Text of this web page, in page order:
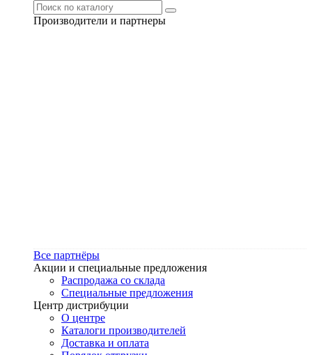
Производители и партнеры
Все партнёры
Акции и специальные предложения
Распродажа со склада
Специальные предложения
Центр дистрибуции
О центре
Каталоги производителей
Доставка и оплата